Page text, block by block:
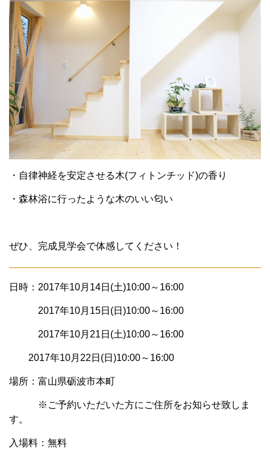
・自律神経を安定させる木(フィトンチッド)の香り
・森林浴に行ったような木のいい匂い
ぜひ、完成見学会で体感してください！
日時：2017年10月14日(土)10:00～16:00
2017年10月15日(日)10:00～16:00
2017年10月21日(土)10:00～16:00
2017年10月22日(日)10:00～16:00
場所：富山県砺波市本町
※ご予約いただいた方にご住所をお知らせ致しま
す。
入場料：無料